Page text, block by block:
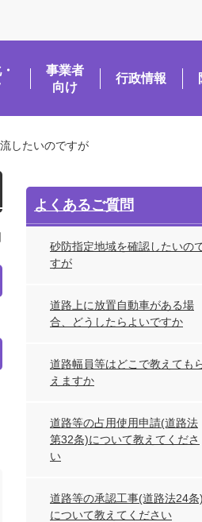
事業者
向け
行政情報
したいのですが
よくあるご質問
砂防指定地域を確認したいの
すが
道路上に放置自動車がある場
合、どうしたらよいですか
道路幅員等はどこで教えても
えますか
道路等の占用使用申請(道路法
第32条)について教えてくださ
い
道路等の承認工事(道路法24条)
について教えてください